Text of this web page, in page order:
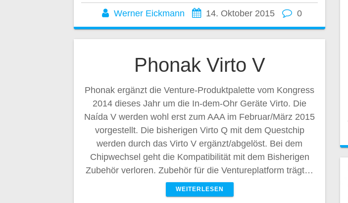
Werner Eickmann 14. Oktober 2015 0
Phonak Virto V
Phonak ergänzt die Venture-Produktpalette vom Kongress
2014 dieses Jahr um die In-dem-Ohr Geräte Virto. Die
Naída V werden wohl erst zum AAA im Februar/März 2015
vorgestellt. Die bisherigen Virto Q mit dem Questchip
werden durch das Virto V ergänzt/abgelöst. Bei dem
Chipwechsel geht die Kompatibilität mit dem Bisherigen
Zubehör verloren. Zubehör für die Ventureplatform trägt…
WEITERLESEN